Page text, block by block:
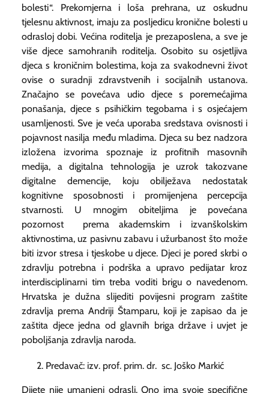
bolesti“. Prekomjerna i loša prehrana, uz oskudnu
tjelesnu aktivnost, imaju za posljedicu kronične bolesti u
odrasloj dobi. Većina roditelja je prezaposlena, a sve je
više djece samohranih roditelja. Osobito su osjetljiva
djeca s kroničnim bolestima, koja za svakodnevni život
ovise o suradnji zdravstvenih i socijalnih ustanova.
Značajno se povećava udio djece s poremećajima
ponašanja, djece s psihičkim tegobama i s osjećajem
usamljenosti. Sve je veća uporaba sredstava ovisnosti i
pojavnost nasilja među mladima. Djeca su bez nadzora
izložena izvorima spoznaje iz profitnih masovnih
medija, a digitalna tehnologija je uzrok takozvane
digitalne demencije, koju obilježava nedostatak
kognitivne sposobnosti i promijenjena percepcija
stvarnosti. U mnogim obiteljima je povećana
pozornost prema akademskim i izvanškolskim
aktivnostima, uz pasivnu zabavu i užurbanost što može
biti izvor stresa i tjeskobe u djece. Djeci je pored skrbi o
zdravlju potrebna i podrška a upravo pedijatar kroz
interdisciplinarni tim treba voditi brigu o navedenom.
Hrvatska je dužna slijediti povijesni program zaštite
zdravlja prema Andriji Štamparu, koji je zapisao da je
zaštita djece jedna od glavnih briga države i uvjet je
poboljšanja zdravlja naroda.
Predavač: izv. prof. prim. dr. sc. Joško Markić
Dijete nije umanjeni odrasli. Ono ima svoje specifične